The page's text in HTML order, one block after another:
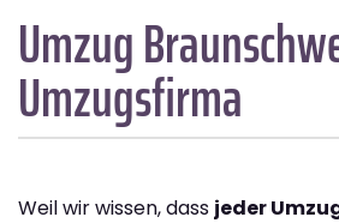
Umzug
Umzugsfirma
Weil wir wissen, dass jeder